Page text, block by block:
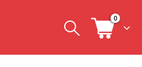
0